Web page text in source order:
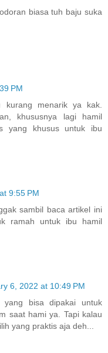
biasa tuh baju suka
PM
kurang menarik ya kak.
khususnya lagi hamil
yang khusus untuk ibu
9:55 PM
sambil baca artikel ini
ramah untuk ibu hamil
6, 2022 at 10:49 PM
yang bisa dipakai untuk
saat hami ya. Tapi kalau
yang praktis aja deh...